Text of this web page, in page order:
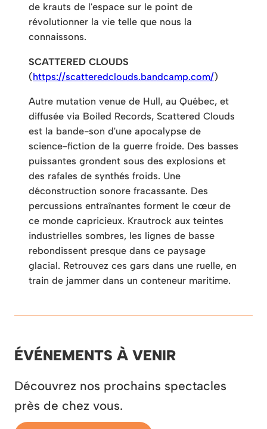
de krauts de l'espace sur le point de
révolutionner la vie telle que nous la
connaissons.
SCATTERED CLOUDS
(https://scatteredclouds.bandcamp.com/)
Autre mutation venue de Hull, au Québec, et
diffusée via Boiled Records, Scattered Clouds
est la bande-son d'une apocalypse de
science-fiction de la guerre froide. Des basses
puissantes grondent sous des explosions et
des rafales de synthés froids. Une
déconstruction sonore fracassante. Des
percussions entraînantes forment le cœur de
ce monde capricieux. Krautrock aux teintes
industrielles sombres, les lignes de basse
rebondissent presque dans ce paysage
glacial. Retrouvez ces gars dans une ruelle, en
train de jammer dans un conteneur maritime.
ÉVÉNEMENTS À VENIR
Découvrez nos prochains spectacles
près de chez vous.